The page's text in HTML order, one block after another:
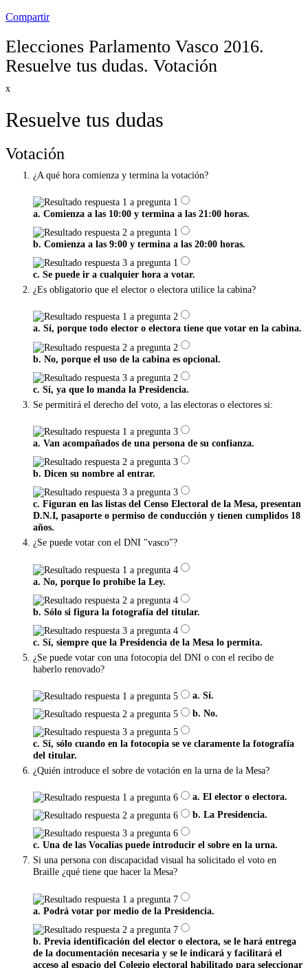
Compartir
Elecciones Parlamento Vasco 2016.
Resuelve tus dudas. Votación
x
Resuelve tus dudas
Votación
¿A qué hora comienza y termina la votación?
a. Comienza a las 10:00 y termina a las 21:00 horas.
b. Comienza a las 9:00 y termina a las 20:00 horas.
c. Se puede ir a cualquier hora a votar.
¿Es obligatorio que el elector o electora utilice la cabina?
a. Sí, porque todo elector o electora tiene que votar en la cabina.
b. No, porque el uso de la cabina es opcional.
c. Sí, ya que lo manda la Presidencia.
Se permitirá el derecho del voto, a las electoras o electores si:
a. Van acompañados de una persona de su confianza.
b. Dicen su nombre al entrar.
c. Figuran en las listas del Censo Electoral de la Mesa, presentan
D.N.I, pasaporte o permiso de conducción y tienen cumplidos 18
años.
¿Se puede votar con el DNI "vasco"?
a. No, porque lo prohíbe la Ley.
b. Sólo si figura la fotografía del titular.
c. Sí, siempre que la Presidencia de la Mesa lo permita.
¿Se puede votar con una fotocopia del DNI o con el recibo de
haberlo renovado?
a. Sí.
b. No.
c. Sí, sólo cuando en la fotocopia se ve claramente la fotografía
del titular.
¿Quién introduce el sobre de votación en la urna de la Mesa?
a. El elector o electora.
b. La Presidencia.
c. Una de las Vocalías puede introducir el sobre en la urna.
Si una persona con discapacidad visual ha solicitado el voto en
Braille ¿qué tiene que hacer la Mesa?
a. Podrá votar por medio de la Presidencia.
b. Previa identificación del elector o electora, se le hará entrega
de la documentación necesaria y se le indicará y facilitará el
acceso al espacio del Colegio electoral habilitado para seleccionar